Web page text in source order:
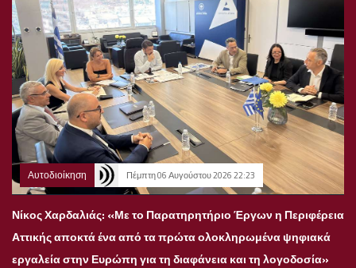
Αυτοδιοίκηση Πέμπτη 06 Αυγούστου 2026 22:23
Νίκος Χαρδαλιάς: «Με το Παρατηρητήριο Έργων η Περιφέρεια
Αττικής αποκτά ένα από τα πρώτα ολοκληρωμένα ψηφιακά
εργαλεία στην Ευρώπη για τη διαφάνεια και τη λογοδοσία»